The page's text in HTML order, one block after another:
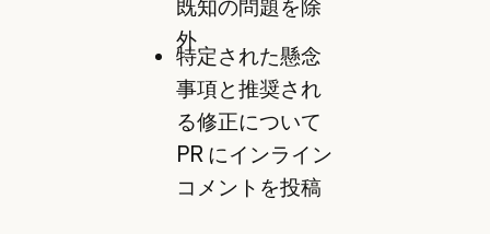
既知の問題を除
外
特定された懸念
事項と推奨され
る修正について
PR にインライン
コメントを投稿